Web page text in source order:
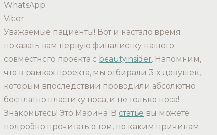
WhatsApp
Viber
Уважаемые пациенты! Вот и настало время
показать вам первую финалистку нашего
совместного проекта с beautyinsider. Напомним,
что в рамках проекта, мы отбирали 3-х девушек,
которым впоследствии проводили абсолютно
бесплатно пластику носа, и не только носа!
Знакомьтесь! Это Марина! В статье вы можете
подробно прочитать о том, по каким причинам